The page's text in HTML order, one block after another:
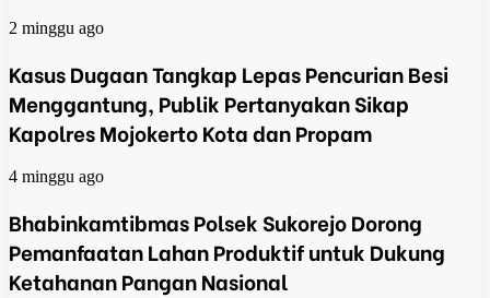
2 minggu ago
Kasus Dugaan Tangkap Lepas Pencurian Besi
Menggantung, Publik Pertanyakan Sikap
Kapolres Mojokerto Kota dan Propam
4 minggu ago
Bhabinkamtibmas Polsek Sukorejo Dorong
Pemanfaatan Lahan Produktif untuk Dukung
Ketahanan Pangan Nasional